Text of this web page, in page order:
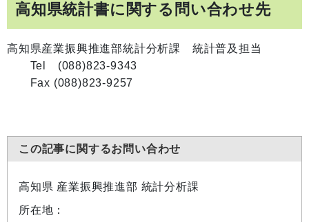
高知県統計書に関する問い合わせ先
高知県産業振興推進部統計分析課 統計普及担当
Tel (088)823-9343
Fax (088)823-9257
この記事に関するお問い合わせ
高知県 産業振興推進部 統計分析課
所在地：